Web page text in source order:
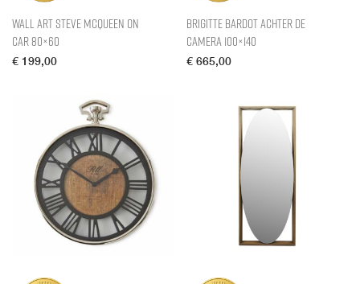
Wall Art Steve McQueen on
Car 80×60
€ 199,00
Brigitte Bardot achter de
Camera 100×140
€ 665,00